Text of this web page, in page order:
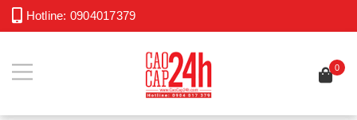
Hotline: 0904017379
0